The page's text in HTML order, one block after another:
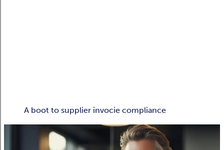
A boot to supplier invocie compliance